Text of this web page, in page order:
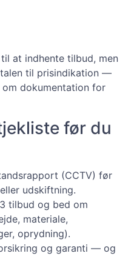
at indhente tilbud, men
til prisindikation —
dokumentation for
før du
(CCTV) før
udskiftning.
tilbud og bed om
materiale,
oprydning).
og garanti — og